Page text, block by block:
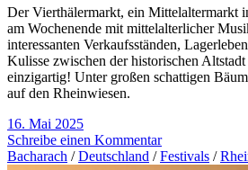
Der Vierthälermarkt, ein Mittelaltermarkt
am Wochenende mit mittelalterlicher
interessanten Verkaufsständen,
Kulisse zwischen der historischen
einzigartig! Unter großen schattigen
auf den Rheinwiesen.
16. Mai 2025
Schreibe einen Kommentar
Bacharach /Deutschland /Festivals /